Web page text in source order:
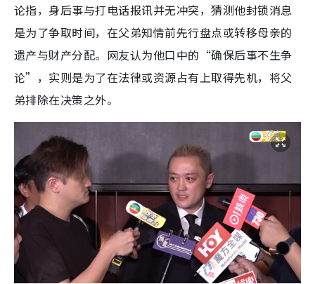
论指，身后事与打电话报讯并无冲突，猜测他封锁消息
是为了争取时间，在父弟知情前先行盘点或转移母亲的
遗产与财产分配。网友认为他口中的“确保后事不生争
论”，实则是为了在法律或资源占有上取得先机，将父
弟排除在决策之外。